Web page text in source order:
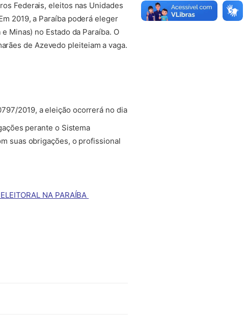
Federais, eleitos nas Unidades
2019, a Paraíba poderá eleger
Minas) no Estado da Paraíba. O
de Azevedo pleiteiam a vaga.
2019, a eleição ocorrerá no dia
perante o Sistema
suas obrigações, o profissional
NA PARAÍBA